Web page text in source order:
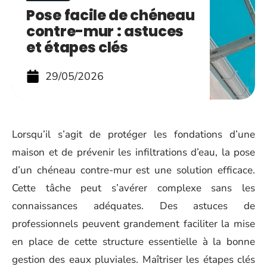
Pose facile de chéneau
contre-mur : astuces
et étapes clés
29/05/2026
Lorsqu’il s’agit de protéger les fondations d’une
maison et de prévenir les infiltrations d’eau, la pose
d’un chéneau contre-mur est une solution efficace.
Cette tâche peut s’avérer complexe sans les
connaissances adéquates. Des astuces de
professionnels peuvent grandement faciliter la mise
en place de cette structure essentielle à la bonne
gestion des eaux pluviales. Maîtriser les étapes clés